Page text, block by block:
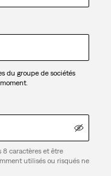
du groupe de sociétés
8 caractères et être
utilisés ou risqués ne